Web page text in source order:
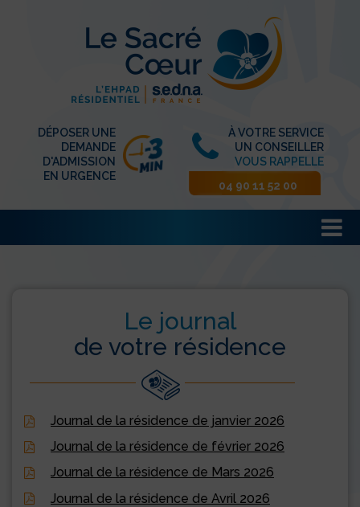
DÉPOSER UNE
DEMANDE
D'ADMISSION
EN URGENCE
À VOTRE SERVICE
UN CONSEILLER
VOUS RAPPELLE
04 90 11 52 00
Le journal
de votre résidence
Journal de la résidence de janvier 2026
Journal de la résidence de février 2026
Journal de la résidence de Mars 2026
Journal de la résidence de Avril 2026